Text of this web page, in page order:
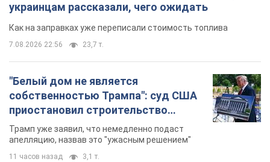
украинцам рассказали, чего ожидать
Как на заправках уже переписали стоимость топлива
7.08.2026 22:56 23,7 т.
"Белый дом не является
собственностью Трампа": суд США
приостановил строительство
бального зала стоимостью 400 млн
долларов
Трамп уже заявил, что немедленно подаст
апелляцию, назвав это "ужасным решением"
11 часов назад 3,1 т.